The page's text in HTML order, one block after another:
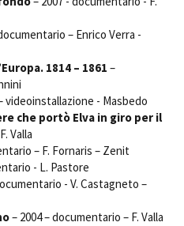
– Enrico Verra -
1814 – 1861 –
videoinstallazione - Masbedo
che portò Elva in giro per il
Valla
– F. Fornaris – Zenit
- L. Pastore
- V. Castagneto –
– 2004 – documentario – F. Valla